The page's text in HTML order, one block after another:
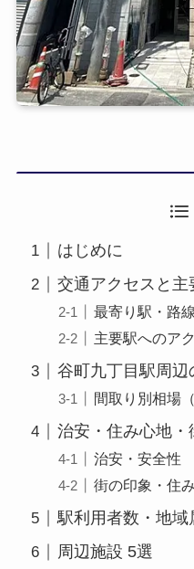
はじめに
交通アクセスと主
最寄り駅・路
主要駅へのア
谷町九丁目駅周辺
間取り別相場
治安・住み心地・
治安・安全性
街の印象・住
駅利用者数・地域
周辺施設 5選